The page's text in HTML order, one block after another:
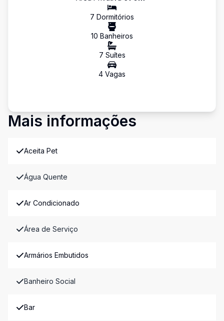
7 Dormitórios
10 Banheiros
7 Suítes
4 Vagas
Mais informações
Aceita Pet
Água Quente
Ar Condicionado
Área de Serviço
Armários Embutidos
Banheiro Social
Bar